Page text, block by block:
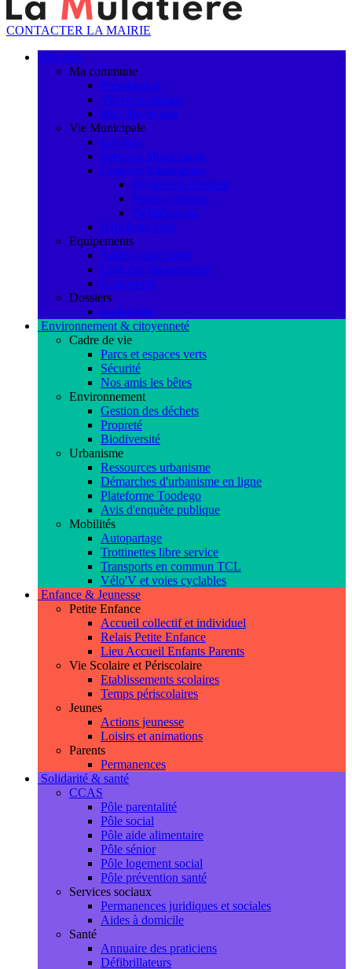
CONTACTER LA MAIRIE
Ma ville
Ma commune
Présentation
Vie économique
Ma ville recrute
Vie Municipale
Les élus
Services Municipaux
Conseils Municipaux
Règlement intérieur
Procès-verbaux
Délibérations
Affichage légal
Equipements
Salles municipales
Liste des équipements
Logements
Dossiers
La Saulaie
Environnement & citoyenneté
Cadre de vie
Parcs et espaces verts
Sécurité
Nos amis les bêtes
Environnement
Gestion des déchets
Propreté
Biodiversité
Urbanisme
Ressources urbanisme
Démarches d'urbanisme en ligne
Plateforme Toodego
Avis d'enquête publique
Mobilités
Autopartage
Trottinettes libre service
Transports en commun TCL
Vélo'V et voies cyclables
Enfance & Jeunesse
Petite Enfance
Accueil collectif et individuel
Relais Petite Enfance
Lieu Accueil Enfants Parents
Vie Scolaire et Périscolaire
Etablissements scolaires
Temps périscolaires
Jeunes
Actions jeunesse
Loisirs et animations
Parents
Permanences
Solidarité & santé
CCAS
Pôle parentalité
Pôle social
Pôle aide alimentaire
Pôle sénior
Pôle logement social
Pôle prévention santé
Services sociaux
Permanences juridiques et sociales
Aides à domicile
Santé
Annuaire des praticiens
Défibrillateurs